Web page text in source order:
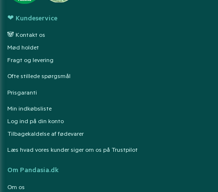
❤ Kundeservice
🐼 Kontakt os
Mød holdet
Fragt og levering
Ofte stillede spørgsmål
Prisgaranti
Min indkøbsliste
Log ind på din konto
Tilbagekaldelse af fødevarer
Læs hvad vores kunder siger om os på Trustpilot
Om Pandasia.dk
Om os